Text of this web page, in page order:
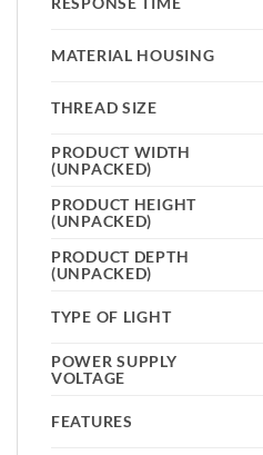
MATERIAL HOUSING
THREAD SIZE
PRODUCT WIDTH
(UNPACKED)
PRODUCT HEIGHT
(UNPACKED)
PRODUCT DEPTH
(UNPACKED)
TYPE OF LIGHT
POWER SUPPLY
VOLTAGE
FEATURES